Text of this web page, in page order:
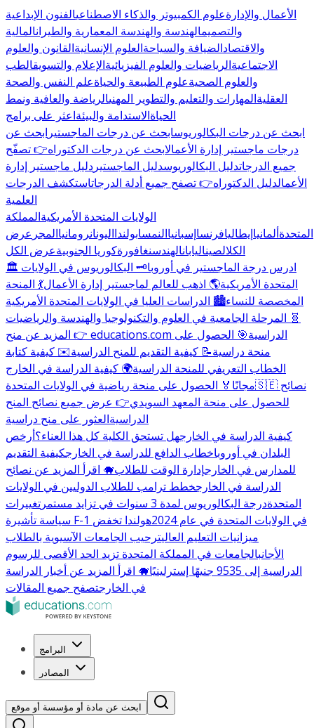
الأعمال والإدارةعلوم الكمبيوتر والذكاء الاصطناعيالفنون الإبداعية
والتصميمالهندسة والهندسة المعمارية والطيرانالمالية
والاقتصادالضيافة والسياحةالعلوم الإنسانيةالقانون والعلوم
الاجتماعيةالرياضيات والعلوم الفيزيائيةالإعلام والتسويقالطب
والعلوم الصحيةعلوم الطبيعة والحياةعلم النفس والصحة
العقليةالمهارات والتعليم والتطوير المهنيالرياضة والعافية ونمط
الحياةالاستدامة والبيئةاعثر على برامج
ابحث عن درجات البكالوريوسابحث عن درجات الماجستير ابحث عن
درجات ماجستير إدارة الأعمالابحث عن درجات الدكتوراه👉 تصفّح
جميع الدرجاتدليل البكالوريوسدليل الماجستير دليل ماجستير إدارة
الأعمالدليل الدكتوراه👉 تصفح جميع أدلة الدرجاتاستكشف الدرجات
العلمية
الولايات المتحدة الأمريكيةالمملكة
المتحدةألمانياإيطاليافرنساإسبانياالنمسابولندااليونانرومانياالمجر عرض
الكلالصيناليابانالهندسنغافورةكوريا الجنوبيةعرض الكل
🏛️ ادرس درجة الماجستير في أوروبا🗝️ البكالوريوس في الولايات
المتحدة الأمريكية🌎 اذهب للعالم لماجستير إدارة الأعمال💃 المنحة
المخصصة للنساء🏙️ الدراسات العليا في الولايات المتحدة الأمريكية
🧬 المرحلة الجامعية في العلوم والتكنولوجيا والهندسة والرياضيات
👉 المزيد عن منح educations.com الدراسية🎯 الحصول على
منحة دراسية📝 كيفية التقديم للمنح الدراسية✉️ كيفية كتابة
الخطاب التعريفي للمنحة الدراسية🌍 كيفية الدراسة في الخارج
مجانًا 🏅 الحصول على منحة رياضية في الولايات المتحدة
🇸🇪 نصائح
للحصول على منحة المعهد السويدي👉 عرض جميع نصائح المنح
الدراسيةالعثور على منح دراسية
كيفية الدراسة في الخارجهل تستحق الكلية كل هذا العناء؟أرخص
البلدان في أوروباخطاب الدافع للدراسة في الخارجكيفية التقديم
للمدارس في الخارجإدارة الوقت للطلاب🐗 اقرأ المزيد عن نصائح
الدراسة في الخارجخطط ترامب للطلاب الدوليين في الولايات
المتحدةدرجة البكالوريوس لمدة 3 سنوات في تزايد مستمر
تغييرات
سياسة تأشيرة F-1 في الولايات المتحدة في عام 2024
هولندا تخفض
ميزانيات التعليم العاليترحيب الجامعات الآسيوية بالطلاب
الأجانبالجامعات في المملكة المتحدة تزيد الحد الأقصى للرسوم
الدراسية إلى 9535 جنيهًا إسترلينيًا
🐗 اقرأ المزيد عن أخبار الدراسة
في الخارجتصفح جميع المقالات
البرامج
المصادر
ابحث عن مادة أو مؤسسة أو موقع